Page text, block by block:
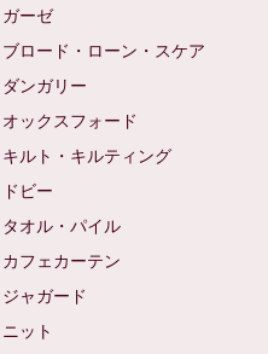
ガーゼ
ブロード・ローン・スケア
ダンガリー
オックスフォード
キルト・キルティング
ドビー
タオル・パイル
カフェカーテン
ジャガード
ニット